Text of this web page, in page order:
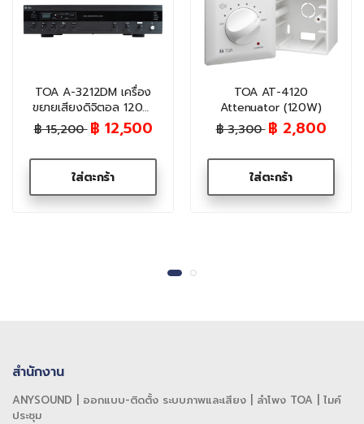
TOA A-3212DM เครื่อง
ขยายเสียงดิจิตอล 120W
(มี Bluetooth/MP3)
฿ 15,200 ฿ 12,500
ใส่ตะกร้า
TOA AT-4120
Attenuator (120W)
฿ 3,300 ฿ 2,800
ใส่ตะกร้า
สำนักงาน
ANYSOUND | ออกแบบ-ติดตั้ง ระบบภาพและเสียง | ลำโพง TOA | ไมค์
ประชุม